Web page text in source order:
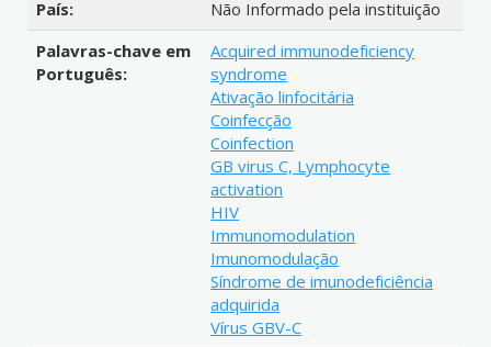
País:
Não Informado pela instituição
Palavras-chave em
Português:
Acquired immunodeficiency
syndrome
Ativação linfocitária
Coinfecção
Coinfection
GB virus C, Lymphocyte
activation
HIV
Immunomodulation
Imunomodulação
Síndrome de imunodeficiência
adquirida
Vírus GBV-C